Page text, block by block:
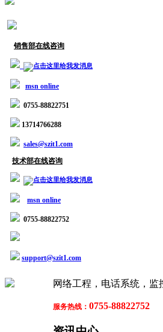
销售部在线咨询
msn online
0755-88822751
13714766288
sales@szit1.com
技术部在线咨询
msn online
0755-88822752
support@szit1.com
网络工程，电话系统，监
服务热线： 0755-88822752